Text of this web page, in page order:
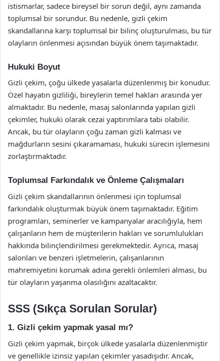
istismarlar, sadece bireysel bir sorun değil, aynı zamanda
toplumsal bir sorundur. Bu nedenle, gizli çekim
skandallarına karşı toplumsal bir bilinç oluşturulması, bu tür
olayların önlenmesi açısından büyük önem taşımaktadır.
Hukuki Boyut
Gizli çekim, çoğu ülkede yasalarla düzenlenmiş bir konudur.
Özel hayatın gizliliği, bireylerin temel hakları arasında yer
almaktadır. Bu nedenle, masaj salonlarında yapılan gizli
çekimler, hukuki olarak cezai yaptırımlara tabi olabilir.
Ancak, bu tür olayların çoğu zaman gizli kalması ve
mağdurların sesini çıkaramaması, hukuki sürecin işlemesini
zorlaştırmaktadır.
Toplumsal Farkındalık ve Önleme Çalışmaları
Gizli çekim skandallarının önlenmesi için toplumsal
farkındalık oluşturmak büyük önem taşımaktadır. Eğitim
programları, seminerler ve kampanyalar aracılığıyla, hem
çalışanların hem de müşterilerin hakları ve sorumlulukları
hakkında bilinçlendirilmesi gerekmektedir. Ayrıca, masaj
salonları ve benzeri işletmelerin, çalışanlarının
mahremiyetini korumak adına gerekli önlemleri alması, bu
tür olayların yaşanma olasılığını azaltacaktır.
SSS (Sıkça Sorulan Sorular)
1. Gizli çekim yapmak yasal mı?
Gizli çekim yapmak, birçok ülkede yasalarla düzenlenmiştir
ve genellikle izinsiz yapılan çekimler yasadışıdır. Ancak,